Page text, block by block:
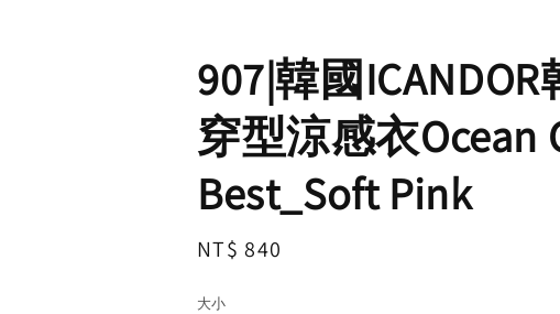
907|韓國
穿型涼感衣Ocean
Best_Soft Pink
Regular
NT$ 840
大小